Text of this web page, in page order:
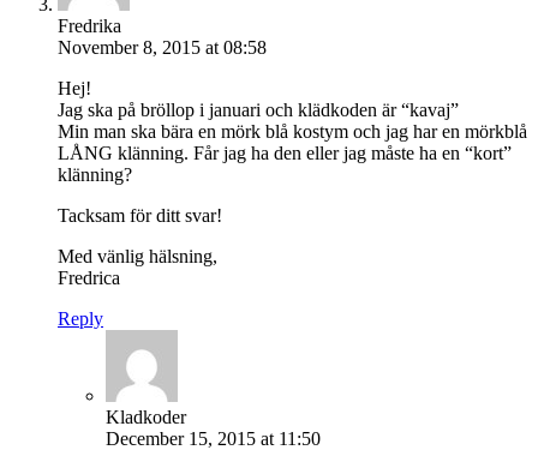
Fredrika
November 8, 2015 at 08:58
Hej!
Jag ska på bröllop i januari och klädkoden är “kavaj”
Min man ska bära en mörk blå kostym och jag har en mörkblå
LÅNG klänning. Får jag ha den eller jag måste ha en “kort”
klänning?
Tacksam för ditt svar!
Med vänlig hälsning,
Fredrica
Reply
Kladkoder
December 15, 2015 at 11:50